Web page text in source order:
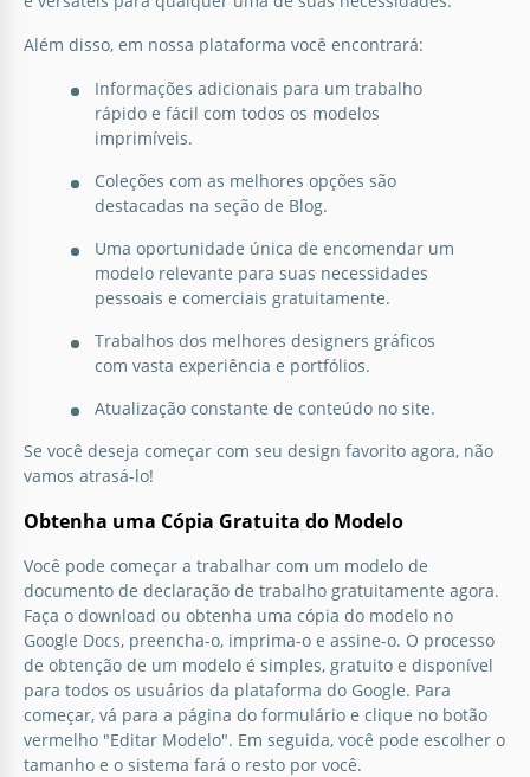
Além disso, em nossa plataforma você encontrará:
Informações adicionais para um trabalho
rápido e fácil com todos os modelos
imprimíveis.
Coleções com as melhores opções são
destacadas na seção de Blog.
Uma oportunidade única de encomendar um
modelo relevante para suas necessidades
pessoais e comerciais gratuitamente.
Trabalhos dos melhores designers gráficos
com vasta experiência e portfólios.
Atualização constante de conteúdo no site.
Se você deseja começar com seu design favorito agora, não
vamos atrasá-lo!
Obtenha uma Cópia Gratuita do Modelo
Você pode começar a trabalhar com um modelo de
documento de declaração de trabalho gratuitamente agora.
Faça o download ou obtenha uma cópia do modelo no
Google Docs, preencha-o, imprima-o e assine-o. O processo
de obtenção de um modelo é simples, gratuito e disponível
para todos os usuários da plataforma do Google. Para
começar, vá para a página do formulário e clique no botão
vermelho "Editar Modelo". Em seguida, você pode escolher o
tamanho e o sistema fará o resto por você.